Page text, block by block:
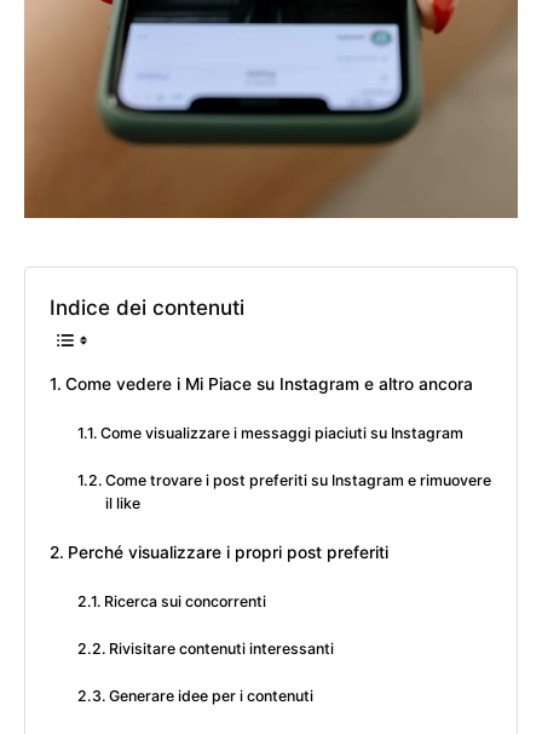
Indice dei contenuti
Come vedere i Mi Piace su Instagram e altro ancora
Come visualizzare i messaggi piaciuti su Instagram
Come trovare i post preferiti su Instagram e rimuovere
il like
Perché visualizzare i propri post preferiti
Ricerca sui concorrenti
Rivisitare contenuti interessanti
Generare idee per i contenuti